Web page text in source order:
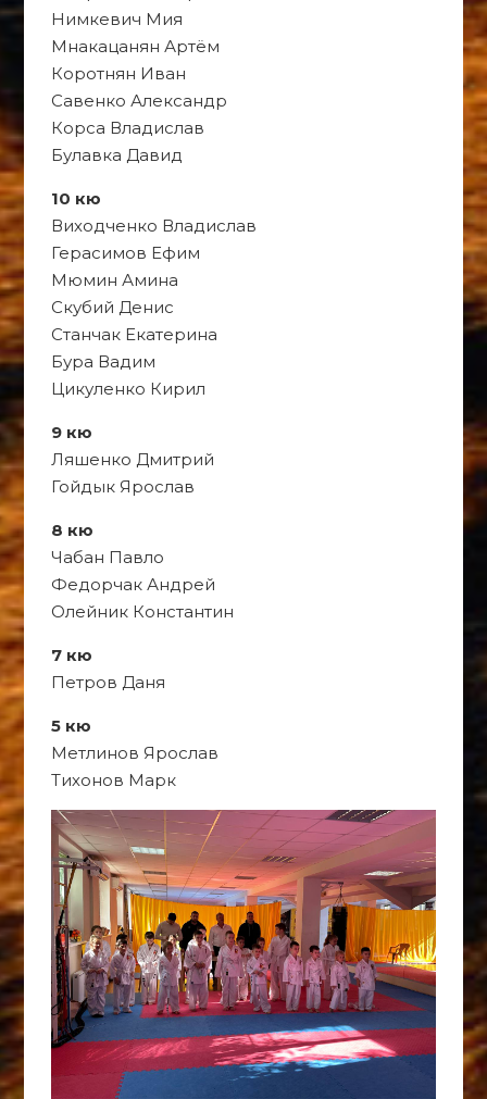
Нимкевич Мия
Мнакацанян Артём
Коротнян Иван
Савенко Александр
Корса Владислав
Булавка Давид
10 кю
Виходченко Владислав
Герасимов Ефим
Мюмин Амина
Скубий Денис
Станчак Екатерина
Бура Вадим
Цикуленко Кирил
9 кю
Ляшенко Дмитрий
Гойдык Ярослав
8 кю
Чабан Павло
Федорчак Андрей
Олейник Константин
7 кю
Петров Даня
5 кю
Метлинов Ярослав
Тихонов Марк